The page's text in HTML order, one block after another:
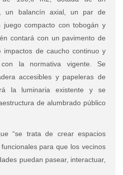
un balancín axial, un par de
juego compacto con tobogán y
contará con un pavimento de
impactos de caucho continuo y
la normativa vigente. Se
accesibles y papeleras de
la luminaria existente y se
de alumbrado público
“se trata de crear espacios
para que los vecinos
puedan pasear, interactuar,